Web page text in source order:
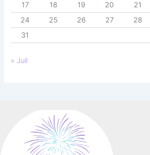
17
18 19 20 21
24
25 26 27 28
31
« Juil